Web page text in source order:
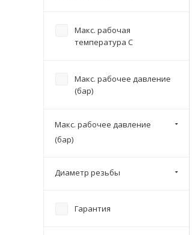
Макс. рабочая
температура С
Макс. рабочее давление
(бар)
Макс. рабочее давление
(бар)
Диаметр резьбы
Гарантия